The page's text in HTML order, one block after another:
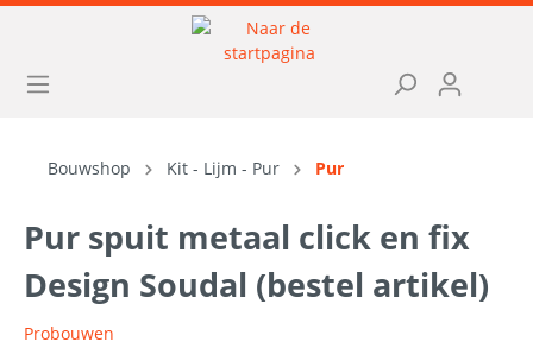
Bouwshop Kit - Lijm - Pur Pur
Pur spuit metaal click en fix
Design Soudal (bestel artikel)
Probouwen